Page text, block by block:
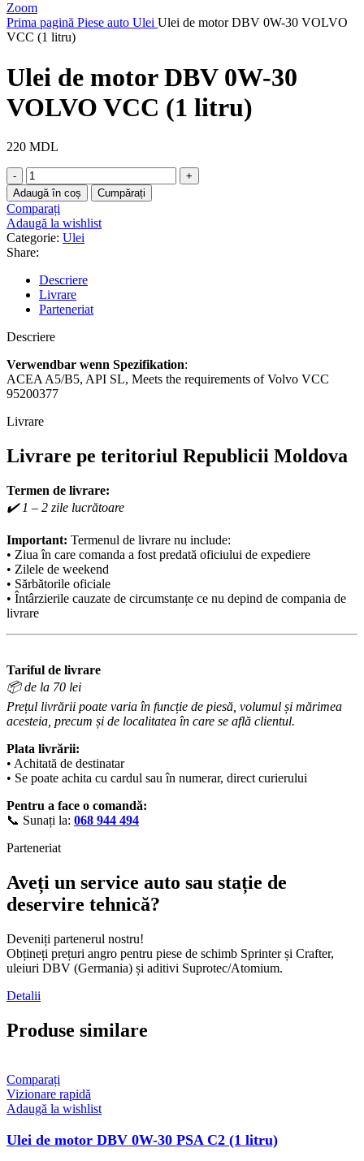
Zoom
Prima pagină Piese auto Ulei Ulei de motor DBV 0W-30 VOLVO
VCC (1 litru)
Ulei de motor DBV 0W-30
VOLVO VCC (1 litru)
220 MDL
Cantitate
Ulei
de
motor
DBV
0W-
30
VOLVO
VCC
(1
litru)
Adaugă în coș Cumpărați
Comparați
Adaugă la wishlist
Categorie: Ulei
Share:
Descriere
Livrare
Parteneriat
Descriere
Verwendbar wenn Spezifikation:
ACEA A5/B5, API SL, Meets the requirements of Volvo VCC
95200377
Livrare
Livrare pe teritoriul Republicii Moldova
Termen de livrare:
✔️ 1 – 2 zile lucrătoare
Important: Termenul de livrare nu include:
• Ziua în care comanda a fost predată oficiului de expediere
• Zilele de weekend
• Sărbătorile oficiale
• Întârzierile cauzate de circumstanțe ce nu depind de compania de
livrare
Tariful de livrare
📦 de la 70 lei
Prețul livrării poate varia în funcție de piesă, volumul și mărimea
acesteia, precum și de localitatea în care se află clientul.
Plata livrării:
• Achitată de destinatar
• Se poate achita cu cardul sau în numerar, direct curierului
Pentru a face o comandă:
📞 Sunați la: 068 944 494
Parteneriat
Aveți un service auto sau stație de
deservire tehnică?
Deveniți partenerul nostru!
Obțineți prețuri angro pentru piese de schimb Sprinter și Crafter,
uleiuri DBV (Germania) și aditivi Suprotec/Atomium.
Detalii
Produse similare
Comparați
Vizionare rapidă
Adaugă la wishlist
Ulei de motor DBV 0W-30 PSA C2 (1 litru)